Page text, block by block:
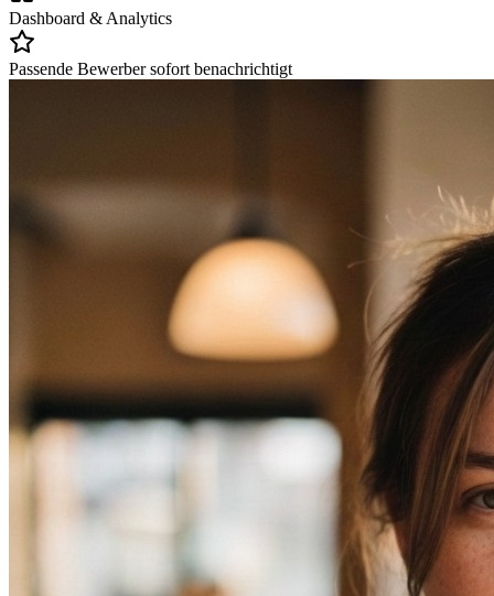
Dashboard & Analytics
Passende Bewerber sofort benachrichtigt